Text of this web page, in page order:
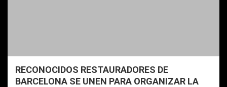
RECONOCIDOS RESTAURADORES DE
BARCELONA SE UNEN PARA ORGANIZAR LA